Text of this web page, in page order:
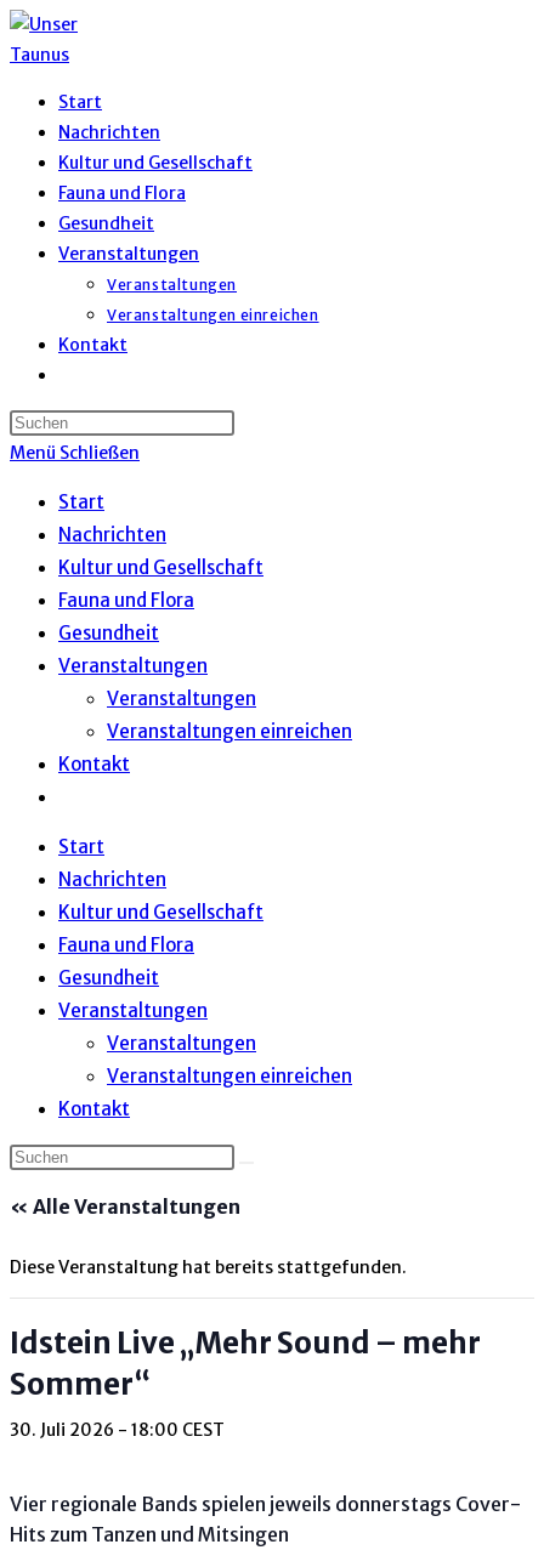
Zum
Inhalt
Start
Nachrichten
Kultur und Gesellschaft
Fauna und Flora
Gesundheit
Veranstaltungen
Veranstaltungen
Veranstaltungen einreichen
Kontakt
umschalten
Menü Schließen
Start
Nachrichten
Kultur und Gesellschaft
Fauna und Flora
Gesundheit
Veranstaltungen
Veranstaltungen
Veranstaltungen einreichen
Kontakt
umschalten
Start
Nachrichten
Kultur und Gesellschaft
Fauna und Flora
Gesundheit
Veranstaltungen
Veranstaltungen
Veranstaltungen einreichen
Kontakt
« Alle Veranstaltungen
Diese Veranstaltung hat bereits stattgefunden.
Idstein Live „Mehr Sound – mehr
Sommer“
30. Juli 2026 - 18:00 CEST
Vier regionale Bands spielen jeweils donnerstags Cover-
Hits zum Tanzen und Mitsingen